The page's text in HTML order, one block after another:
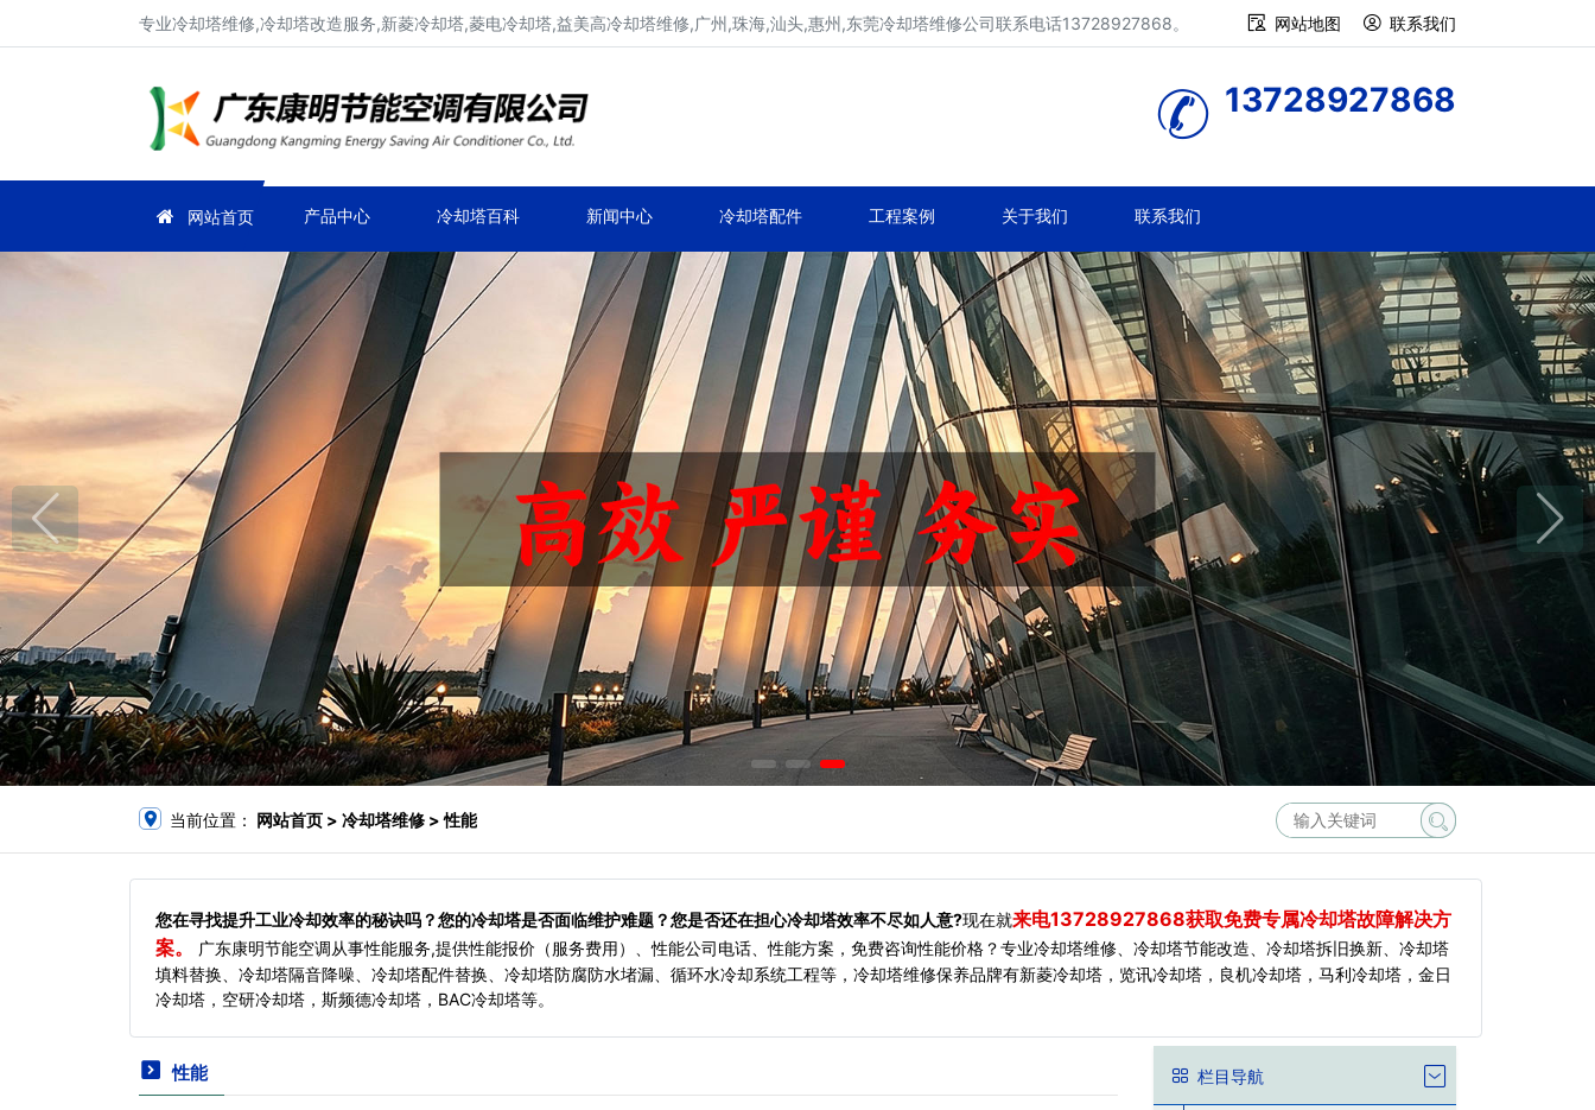
专业冷却塔维修,冷却塔改造服务,新菱冷却塔,菱电冷却塔,益美高冷却塔维修,广州,珠海,汕头,惠州,东莞冷却塔维修公司联系电话13728927868。 网站地图 联系我们
13728927868
网站首页 产品中心 冷却塔百科 新闻中心 冷却塔配件 工程案例 关于我们 联系我们
当前位置： 网站首页 > 冷却塔维修 > 性能
您在寻找提升工业冷却效率的秘诀吗？您的冷却塔是否面临维护难题？您是否还在担心冷却塔效率不尽如人意?现在就来电13728927868获取免费专属冷却塔故障解决方
案。
广东康明节能空调从事性能服务,提供性能报价（服务费用）、性能公司电话、性能方案，免费咨询性能价格？专业冷却塔维修、冷却塔节能改造、冷却塔拆旧换新、冷却塔
填料替换、冷却塔隔音降噪、冷却塔配件替换、冷却塔防腐防水堵漏、循环水冷却系统工程等，冷却塔维修保养品牌有新菱冷却塔，览讯冷却塔，良机冷却塔，马利冷却塔，金日
冷却塔，空研冷却塔，斯频德冷却塔，BAC冷却塔等。
性能 栏目导航